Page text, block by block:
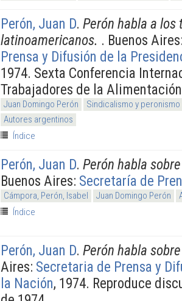
Perón, Juan D. Perón habla a los
latinoamericanos. . Buenos
Prensa y Difusión de la
1974. Sexta Conferencia
Trabajadores de la
Juan Domingo Perón
Sindicalismo y peronismo
Autores argentinos
Índice
Perón, Juan D. Perón habla
Buenos Aires: Secretaría de
Cámpora, Perón, Isabel Juan Domingo Perón
Índice
Perón, Juan D. Perón habla
Aires: Secretaria de Prensa y
la Nación, 1974. Reproduce